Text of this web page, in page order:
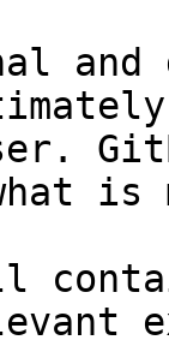
and
what